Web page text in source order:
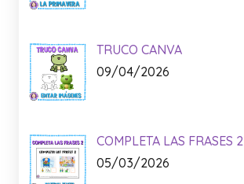
TRUCO CANVA
09/04/2026
COMPLETA LAS FRASES 2
05/03/2026